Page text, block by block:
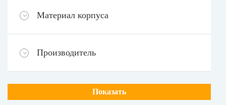
Материал корпуса
Производитель